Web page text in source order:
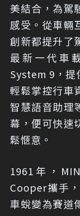
美結合，為駕
感受。從車輛
創新都提升了
最新一代車
System 9，提
輕鬆掌控行車
智慧語音助理
幕，便可快速
鬆愜意。
1961年，
Cooper攜手
車蛻變為賽道